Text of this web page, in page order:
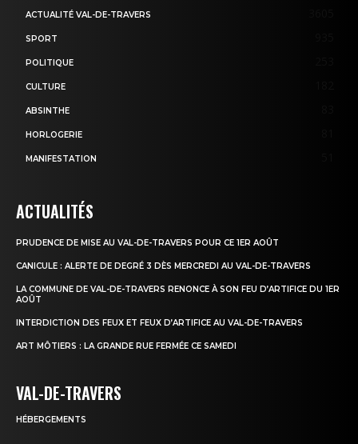
ACTUALITÉ VAL-DE-TRAVERS
SPORT
POLITIQUE
CULTURE
ABSINTHE
HORLOGERIE
MANIFESTATION
ACTUALITÉS
PRUDENCE DE MISE AU VAL-DE-TRAVERS POUR CE 1ER AOÛT
CANICULE : ALERTE DE DEGRÉ 3 DÈS MERCREDI AU VAL-DE-TRAVERS
LA COMMUNE DE VAL-DE-TRAVERS RENONCE À SON FEU D’ARTIFICE DU 1ER
AOÛT
INTERDICTION DES FEUX ET FEUX D’ARTIFICE AU VAL-DE-TRAVERS
ART MÔTIERS : LA GRANDE RUE FERMÉE CE SAMEDI
VAL-DE-TRAVERS
HÉBERGEMENTS